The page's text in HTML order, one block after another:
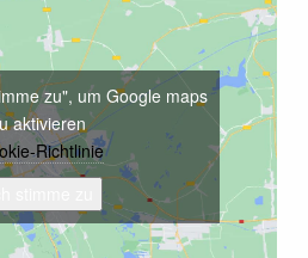
zu", um Google maps
aktivieren
Richtlinie